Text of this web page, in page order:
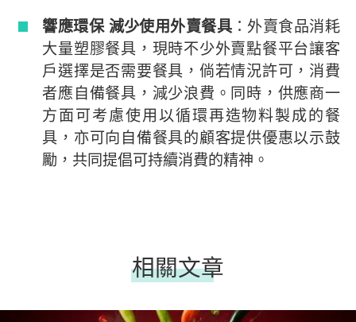
響應環保 減少使用外賣餐具 ：外賣食品消耗
大量塑膠餐具，現時不少外賣點餐平台讓客
戶選擇是否需要餐具，倘若情況許可，消費
者應自備餐具，減少浪費。同時，供應商一
方面可考慮使用以循環再造物料製成的餐
具，亦可向自備餐具的顧客提供優惠以示鼓
勵，共同提倡可持續消費的精神。
相關文章